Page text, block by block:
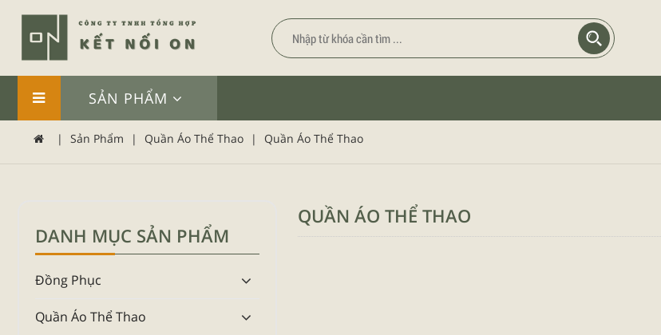
SẢN PHẨM
| Sản Phẩm | Quần Áo Thể Thao | Quần Áo Thể Thao
QUẦN ÁO THỂ THAO
DANH MỤC SẢN PHẨM
Đồng Phục
Quần Áo Thể Thao